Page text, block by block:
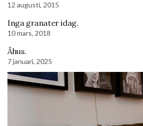
12 augusti, 2015
Inga granater idag.
10 mars, 2018
Åhus.
7 januari, 2025